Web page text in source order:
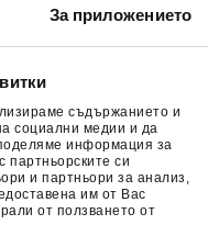
За приложението
съдържанието и
социални медии и да
информация за
партньорските си
и партньори за анализ,
им от Вас
от ползването от
Ботуши за мотор
Гуми за мотор
Очила за мотор
Раници за мотор
Ръкавици за мотор
Части за мотор